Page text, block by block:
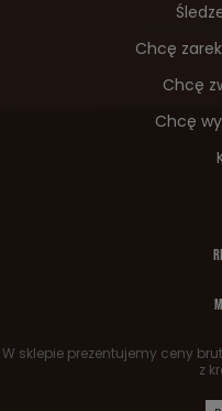
Chcę
Chcę
Chcę
W sklepie prezentujemy ceny
z